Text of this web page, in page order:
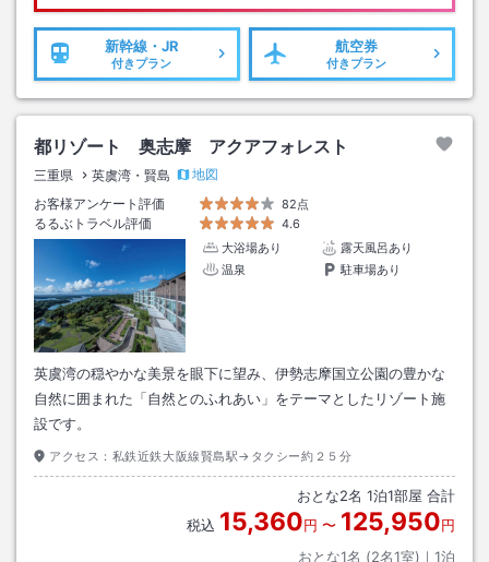
新幹線・JR
付きプラン
航空券
付きプラン
都リゾート 奥志摩 アクアフォレスト
三重県 英虞湾・賢島
地図
お客様アンケート評価
82点
るるぶトラベル評価
4.6
大浴場あり
露天風呂あり
温泉
駐車場あり
英虞湾の穏やかな美景を眼下に望み、伊勢志摩国立公園の豊かな
自然に囲まれた「自然とのふれあい」をテーマとしたリゾート施
設です。
アクセス： 私鉄近鉄大阪線賢島駅→タクシー約２５分
おとな2名 1泊1部屋 合計
税込 15,360円 〜 125,950円
おとな1名 (2名1室)｜ 1泊